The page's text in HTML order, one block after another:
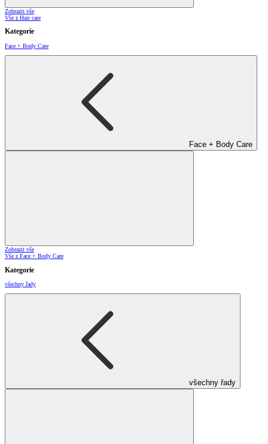
Zobrazit vše
Vše z Hair care
Kategorie
Face + Body Care
Face + Body Care
Zobrazit vše
Vše z Face + Body Care
Kategorie
všechny řady
všechny řady